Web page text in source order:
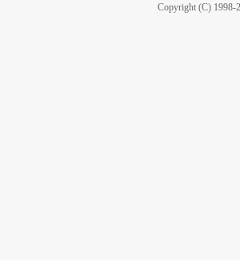
Copyright (C) 1998-